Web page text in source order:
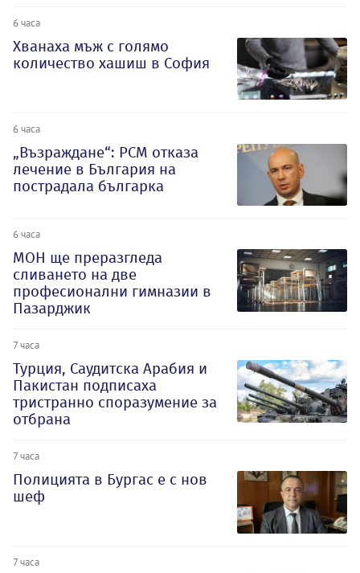
6 часа
Хванаха мъж с голямо
количество хашиш в София
6 часа
„Възраждане“: РСМ отказа
лечение в България на
пострадала българка
6 часа
МОН ще преразгледа
сливането на две
професионални гимназии в
Пазарджик
7 часа
Турция, Саудитска Арабия и
Пакистан подписаха
тристранно споразумение за
отбрана
7 часа
Полицията в Бургас е с нов
шеф
7 часа